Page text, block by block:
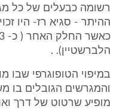
ההיתר - סגיא רז- היו
הלברשטיין). .
מופיע שרטוט של דרך